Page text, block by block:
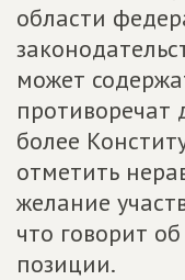
области
может
противоречат
более
отметить
желание
что говорит
позиции.